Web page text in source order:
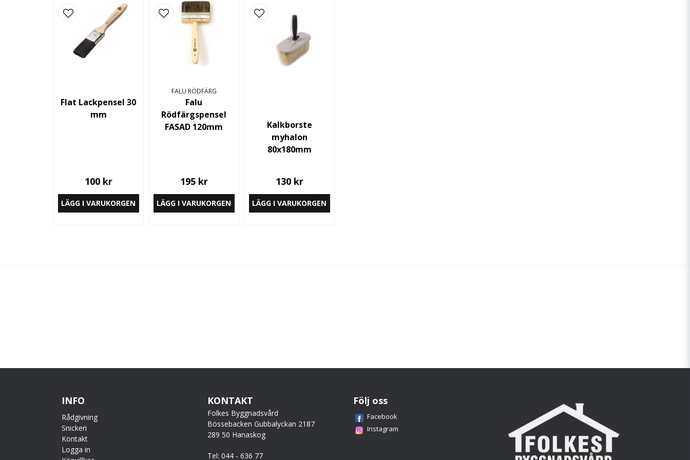
Flat Lackpensel 30
mm
100 kr
LÄGG I VARUKORGEN
FALU RÖDFÄRG
Falu
Rödfärgspensel
FASAD 120mm
195 kr
LÄGG I VARUKORGEN
Kalkborste
myhalon
80x180mm
130 kr
LÄGG I VARUKORGEN
INFO
Rådgivning
Snickeri
Kontakt
Logga in
KONTAKT
Folkes Byggnadsvård
Bössebacken Gubbalyckan 2187
289 50 Hanaskog
Tel: 044 - 636 77
Följ oss
Facebook
Instagram